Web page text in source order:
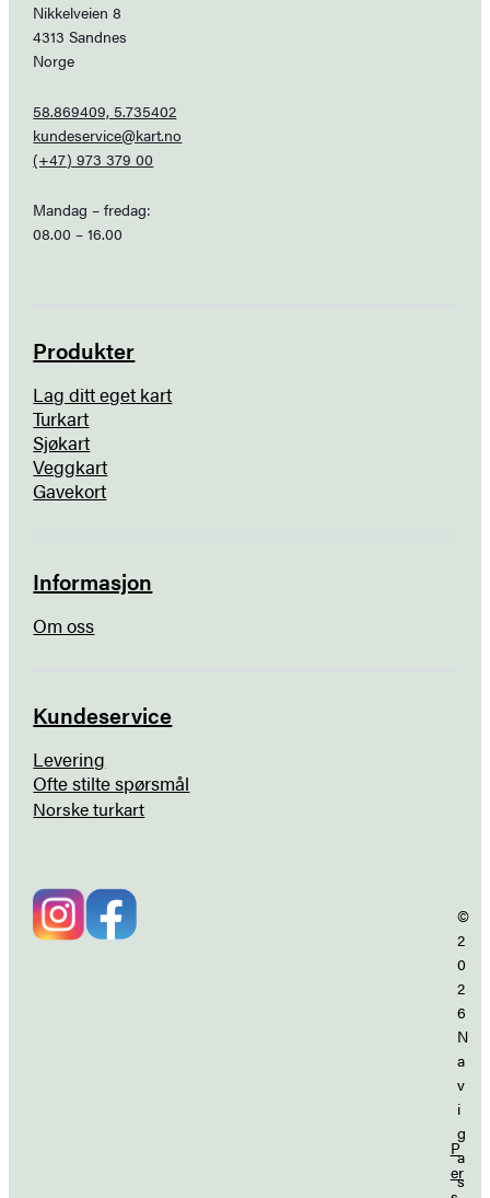
Nikkelveien 8
4313 Sandnes
Norge
58.869409, 5.735402
kundeservice@kart.no
(+47) 973 379 00
Mandag – fredag:
08.00 – 16.00
Produkter
Lag ditt eget kart
Turkart
Sjøkart
Veggkart
Gavekort
Informasjon
Om oss
Kundeservice
Levering
Ofte stilte spørsmål
Norske turkart
P
er
©
2
0
2
6
N
a
v
i
g
a
s